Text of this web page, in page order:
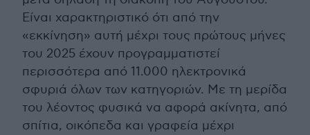
Είναι χαρακτηριστικό ότι από την
«εκκίνηση» αυτή μέχρι τους πρώτους μήνες
του 2025 έχουν προγραμματιστεί
περισσότερα από 11.000 ηλεκτρονικά
σφυριά όλων των κατηγοριών. Με τη μερίδα
του λέοντος φυσικά να αφορά ακίνητα, από
σπίτια, οικόπεδα και γραφεία μέχρι